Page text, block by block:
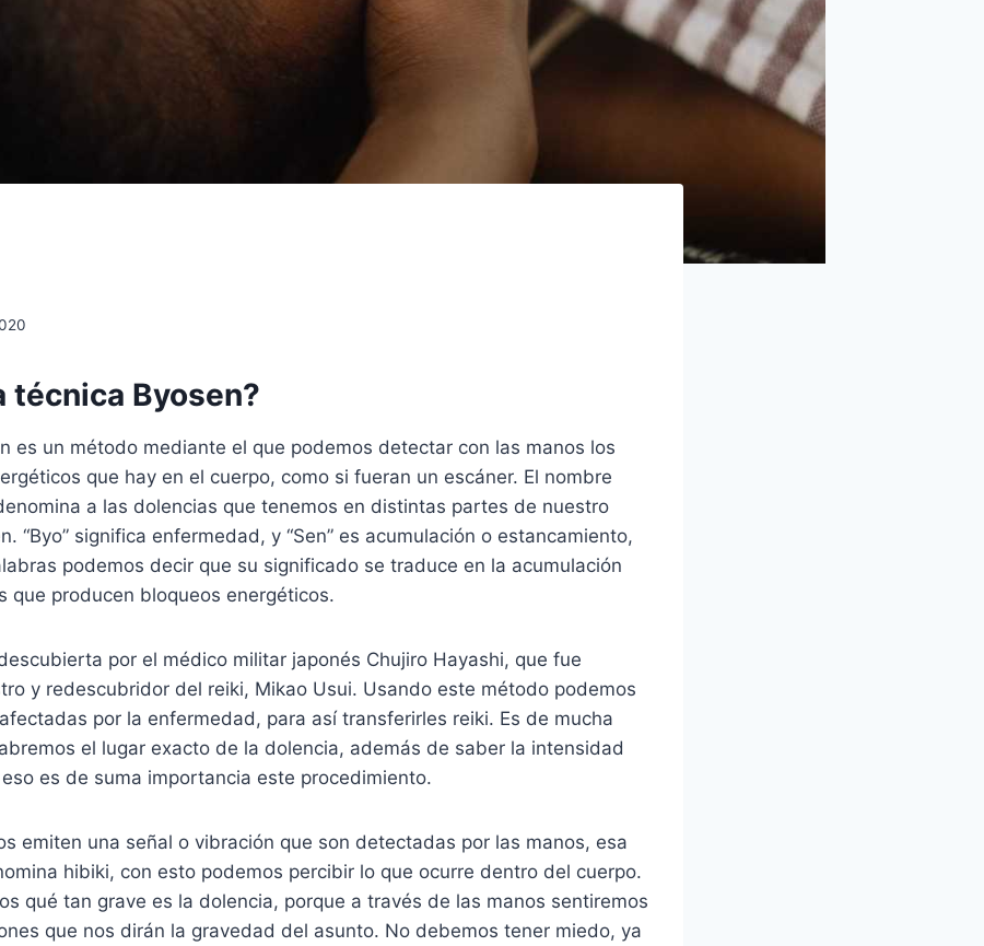
técnica Byosen?
es un método mediante el que podemos detectar con las manos los
que hay en el cuerpo, como si fueran un escáner. El nombre
a las dolencias que tenemos en distintas partes de nuestro
“Byo” significa enfermedad, y “Sen” es acumulación o estancamiento,
podemos decir que su significado se traduce en la acumulación
que producen bloqueos energéticos.
por el médico militar japonés Chujiro Hayashi, que fue
y redescubridor del reiki, Mikao Usui. Usando este método podemos
por la enfermedad, para así transferirles reiki. Es de mucha
el lugar exacto de la dolencia, además de saber la intensidad
es de suma importancia este procedimiento.
emiten una señal o vibración que son detectadas por las manos, esa
hibiki, con esto podemos percibir lo que ocurre dentro del cuerpo.
qué tan grave es la dolencia, porque a través de las manos sentiremos
que nos dirán la gravedad del asunto. No debemos tener miedo, ya